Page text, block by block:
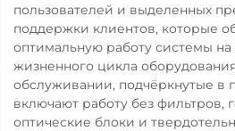
пользователей и выделенных
поддержки клиентов, которые
оптимальную работу системы
жизненного цикла
обслуживании, подчёркнутые в
включают работу без фильтров,
оптические блоки и